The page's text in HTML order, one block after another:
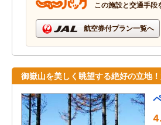
この施設と交通手段
航空券付プラン一覧へ
御嶽山を美しく眺望する絶好の立地